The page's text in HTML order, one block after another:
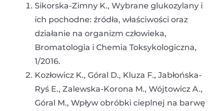
Sikorska-Zimny K., Wybrane glukozylany i
ich pochodne: źródła, właściwości oraz
działanie na organizm człowieka,
Bromatologia i Chemia Toksykologiczna,
1/2016.
Kozłowicz K., Góral D., Kluza F., Jabłońska-
Ryś E., Zalewska-Korona M., Wójtowicz A.,
Góral M., Wpływ obróbki cieplnej na barwę